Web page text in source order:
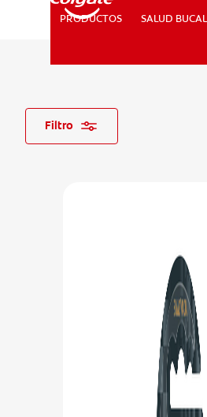
PRODUCTOS
PRODUCTOS SALUD BUCAL
Filtro